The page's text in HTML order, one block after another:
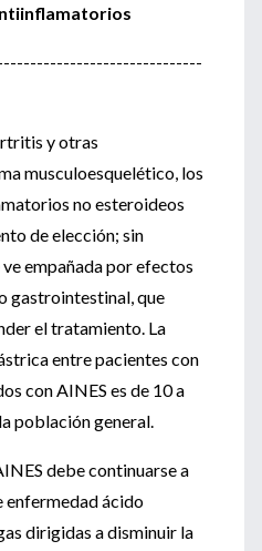
y otras
musculoesquelético, los
no esteroideos
de elección; sin
empañada por efectos
gastrointestinal, que
el tratamiento. La
entre pacientes con
con AINES es de 10 a
población general.
debe continuarse a
enfermedad ácido
dirigidas a disminuir la